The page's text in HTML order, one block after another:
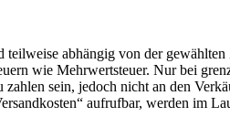
abhängig von der
wie Mehrwertsteuer. Nur bei
sein, jedoch nicht an den
aufrufbar, werden im